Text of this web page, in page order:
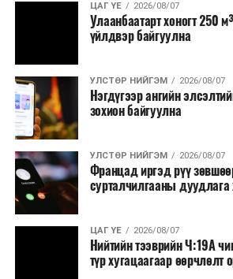
ЦАГ ҮЕ 2026/08/07
Улаанбаатарт хоногт 250
үйлдвэр байгуулна
УЛСТӨР НИЙГЭМ 2026/08/07
Нэгдүгээр ангийн
зохион байгуулна
УЛСТӨР НИЙГЭМ 2026/08/07
Францад иргэд рүү
сурталчилгааны дуудлага
ЦАГ ҮЕ 2026/08/07
Нийтийн тээврийн Ч:19А
түр хугацаагаар өөрчлөлт